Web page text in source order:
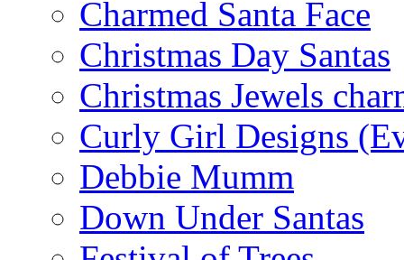
Charmed Santa Face
Christmas Day Santas
Christmas Jewels
Curly Girl Designs
Debbie Mumm
Down Under Santas